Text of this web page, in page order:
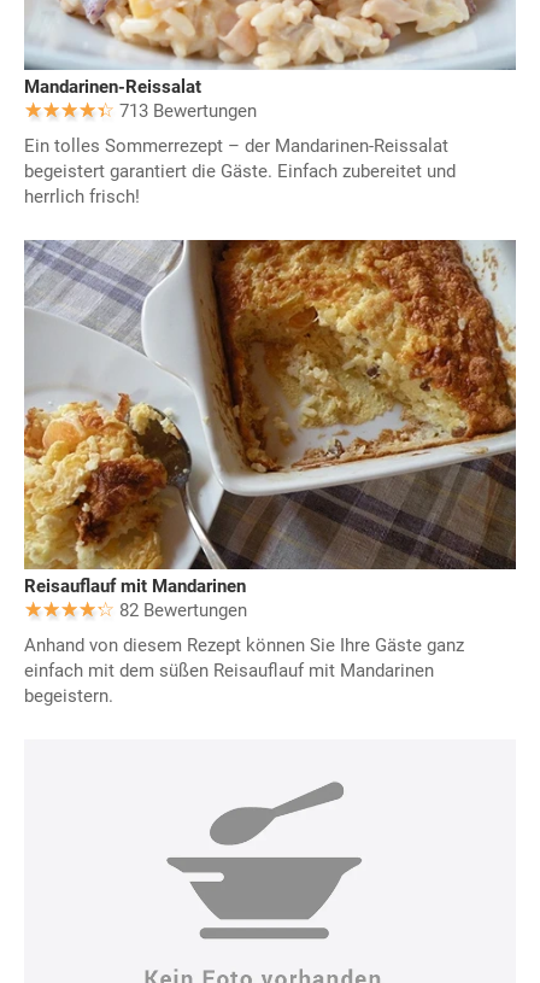
Mandarinen-Reissalat
713 Bewertungen
Ein tolles Sommerrezept – der Mandarinen-Reissalat
begeistert garantiert die Gäste. Einfach zubereitet und
herrlich frisch!
Reisauflauf mit Mandarinen
82 Bewertungen
Anhand von diesem Rezept können Sie Ihre Gäste ganz
einfach mit dem süßen Reisauflauf mit Mandarinen
begeistern.